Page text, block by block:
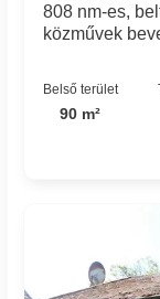
808 nm-es,
közművek
Belső terület
90 m²